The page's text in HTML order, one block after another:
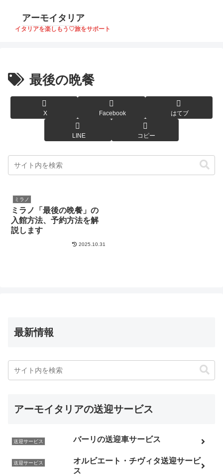
アーモイタリア
イタリアを楽しもう♡旅をサポート
最後の晩餐
X Facebook はてブ
LINE コピー
ミラノ
ミラノ「最後の晩餐」の
入館方法、予約方法を解
説します
2025.10.31
最新情報
アーモイタリアの送迎サービス
送迎サービス バーリの送迎車サービス
送迎サービス
オルビエート・チヴィタ送迎サービ
ス